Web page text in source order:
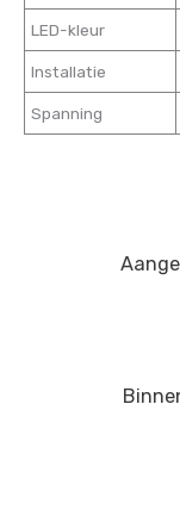
LED-kleur
Installatie
Spanning